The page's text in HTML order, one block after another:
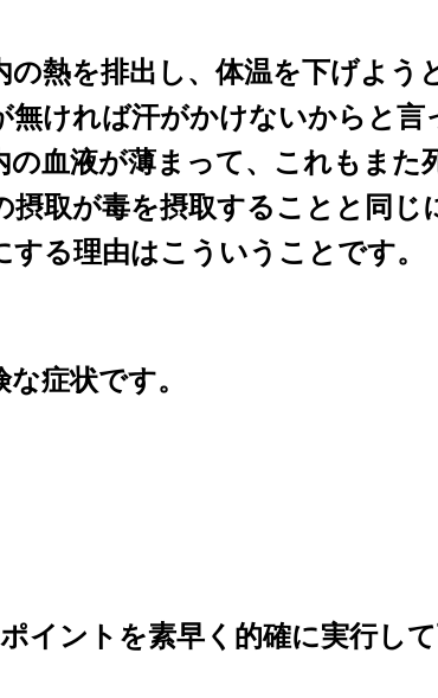
熱を排出し、体温を下げよう
無ければ汗がかけないからと言
血液が薄まって、これもまた
摂取が毒を摂取することと同じ
る理由はこういうことです。
症状です。
イントを素早く的確に実行し